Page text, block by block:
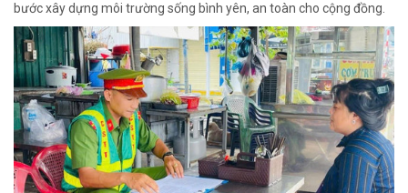
bước xây dựng môi trường sống bình yên, an toàn cho cộng đồng.